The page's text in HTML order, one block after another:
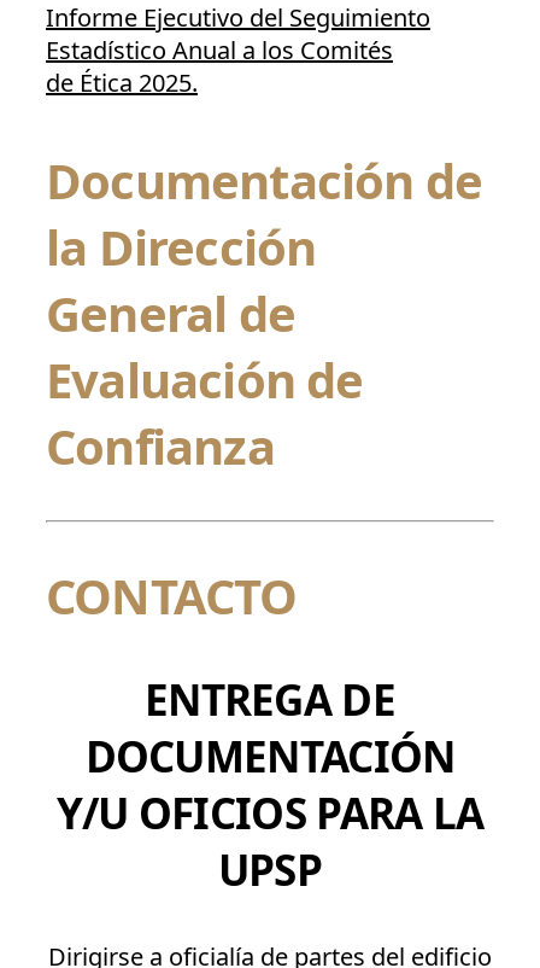
Informe Ejecutivo del Seguimiento
Estadístico Anual a los Comités
de Ética 2025.
Documentación de
la Dirección
General de
Evaluación de
Confianza
CONTACTO
ENTREGA DE
DOCUMENTACIÓN
Y/U OFICIOS PARA LA
UPSP
Dirigirse a oficialía de partes del edificio